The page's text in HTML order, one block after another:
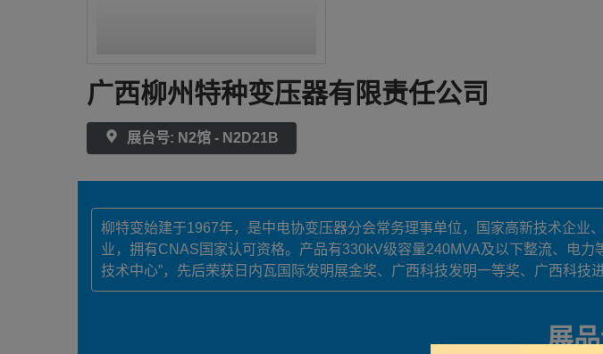
广西柳州特种变压器有限责任公司
展台号: N2馆 - N2D21B
柳特变始建于1967年，是中电协变压器分会常务理事单位，国家高新技术企业
业，拥有CNAS国家认可资格。产品有330kV级容量240MVA及以下整流、电
技术中心”，先后荣获日内瓦国际发明展金奖、广西科技发明一等奖、广西科技
展